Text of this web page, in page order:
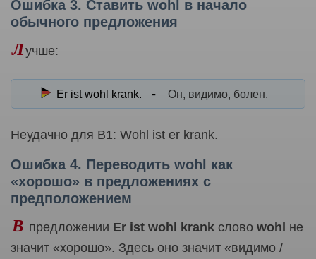
Ошибка 3. Ставить wohl в начало
обычного предложения
Лучше:
Er ist wohl krank. Он, видимо, болен.
Неудачно для B1: Wohl ist er krank.
Ошибка 4. Переводить wohl как
«хорошо» в предложениях с
предположением
В предложении Er ist wohl krank слово wohl не
значит «хорошо». Здесь оно значит «видимо /